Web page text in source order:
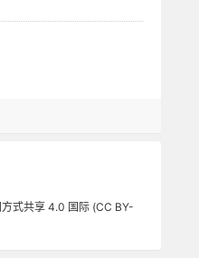
式共享 4.0 国际 (CC BY-